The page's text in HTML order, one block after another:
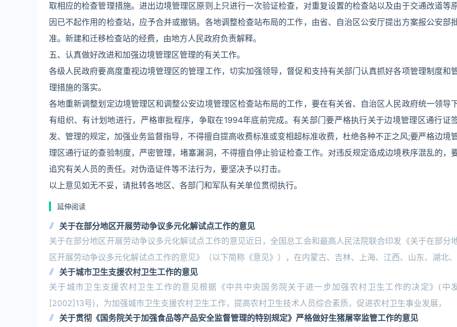
取相应的检查管理措施。进出边境管理区原则上只进行一次验证检查，对重复设置的检查站以及由于交通改道等
因已不起作用的检查站，应予合并或撤销。各地调整检查站布局的工作，由省、自治区公安厅提出方案报公安部
准。新建和迁移检查站的经费，由地方人民政府负责解释。
五、认真做好改进和加强边境管理区管理的有关工作。
各级人民政府要高度重视边境管理区的管理工作，切实加强领导，督促和支持有关部门认真抓好各项管理制度和
理措施的落实。
各地重新调整划定边境管理区和调整公安边境管理区检查站布局的工作，要在有关省、自治区人民政府统一领导
有组织、有计划地进行，严格审批程序，争取在1994年底前完成。有关部门要严格执行关于边境管理区通行证
发、管理的规定，加强业务监督指导，不得擅自提高收费标准或变相超标准收费，杜绝各种不正之风;要严格边境
理区通行证的查验制度，严密管理，堵塞漏洞，不得擅自停止验证检查工作。对违反规定造成边境秩序混乱的，
追究有关人员的责任。对伪造证件等不法行为，要坚决予以打击。
以上意见如无不妥，请批转各地区、各部门和军队有关单位贯彻执行。
延伸阅读
关于在部分地区开展劳动争议多元化解试点工作的意见
关于在部分地区开展劳动争议多元化解试点工作的意见近日，全国总工会和最高人民法院联合印发《关于在部分
区开展劳动争议多元化解试点工作的意见》（以下简称《意见》），在内蒙古、吉林、上海、江西、山东、湖北、
关于城市卫生支援农村卫生工作的意见
关于城市卫生支援农村卫生工作的意见根据《中共中央国务院关于进一步加强农村卫生工作的决定》(中
[2002]13号)，为加强城市卫生支援农村卫生工作，提高农村卫生技术人员综合素质，促进农村卫生事业发展，
关于贯彻《国务院关于加强食品等产品安全监督管理的特别规定》严格做好生猪屠宰监管工作的意见